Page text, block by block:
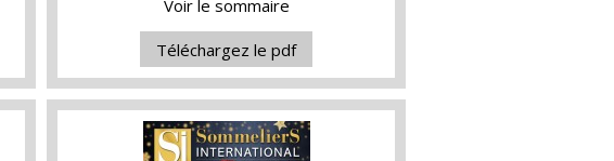
Voir le sommaire
Téléchargez le pdf